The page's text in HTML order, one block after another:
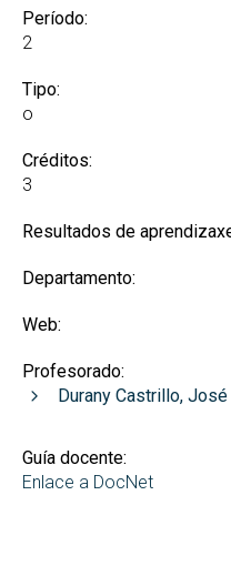
Período:
2
Tipo:
o
Créditos:
3
Resultados de
Departamento:
Web:
Profesorado:
Durany Castrillo, José
Guía docente:
Enlace a DocNet